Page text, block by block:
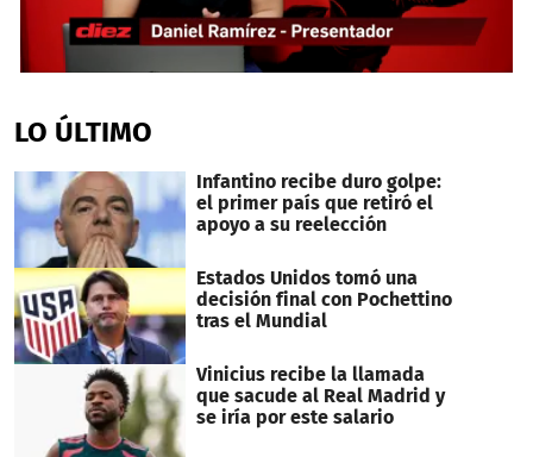
of
4
53
seconds
LO ÚLTIMO
Infantino recibe duro golpe:
el primer país que retiró el
apoyo a su reelección
Estados Unidos tomó una
decisión final con Pochettino
tras el Mundial
Vinicius recibe la llamada
que sacude al Real Madrid y
se iría por este salario